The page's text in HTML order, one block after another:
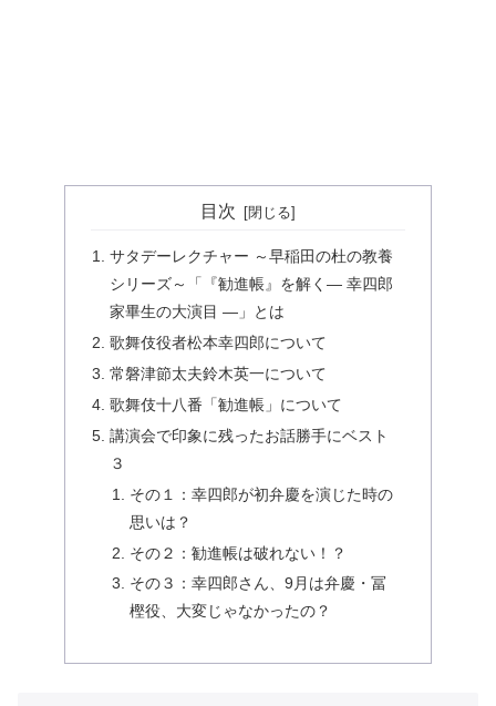
目次
サタデーレクチャー ～早稲田の杜の教養
シリーズ～「『勧進帳』を解く― 幸四郎
家畢生の大演目 ―」とは
歌舞伎役者松本幸四郎について
常磐津節太夫鈴木英一について
歌舞伎十八番「勧進帳」について
講演会で印象に残ったお話勝手にベスト
３
その１：幸四郎が初弁慶を演じた時の
思いは？
その２：勧進帳は破れない！？
その３：幸四郎さん、9月は弁慶・冨
樫役、大変じゃなかったの？